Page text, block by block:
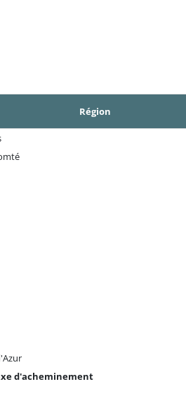
Région
d'acheminement